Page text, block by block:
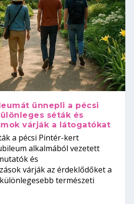
ünnepli a pécsi
séták és
várják a látogatókat
a pécsi Pintér-kert
alkalmából vezetett
és
várják az érdeklődőket a
természeti